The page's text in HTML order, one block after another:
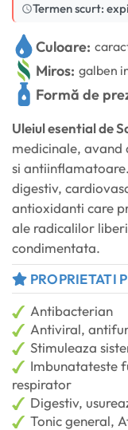
Termen scurt:
Culoare:
Miros: galben
Formă de
Uleiul esential de
medicinale,
si
digestiv,
antioxidanti care
ale radicalilor
condimentata.
PROPRIETATI
Antibacterian
Antiviral,
Stimuleaza
Imbunatateste
respirator
Digestiv,
Tonic general,